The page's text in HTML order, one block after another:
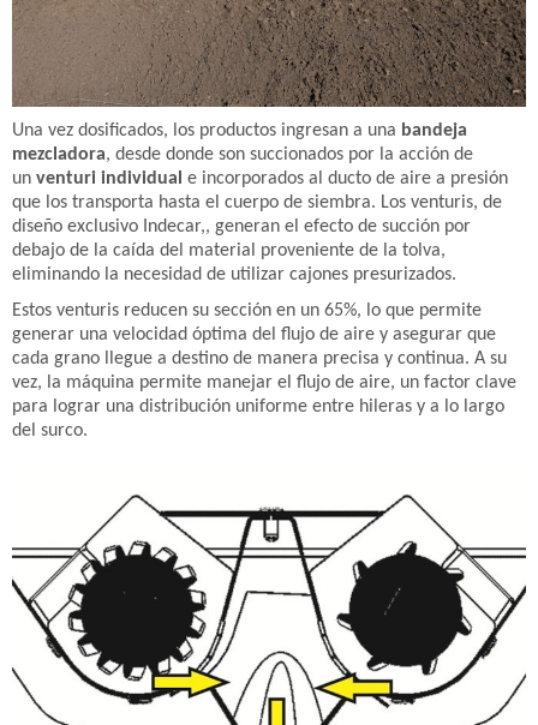
Una vez dosificados, los productos ingresan a una bandeja
mezcladora, desde donde son succionados por la acción de
un venturi individual e incorporados al ducto de aire a presión
que los transporta hasta el cuerpo de siembra. Los venturis, de
diseño exclusivo Indecar,, generan el efecto de succión por
debajo de la caída del material proveniente de la tolva,
eliminando la necesidad de utilizar cajones presurizados.
Estos venturis reducen su sección en un 65%, lo que permite
generar una velocidad óptima del flujo de aire y asegurar que
cada grano llegue a destino de manera precisa y continua. A su
vez, la máquina permite manejar el flujo de aire, un factor clave
para lograr una distribución uniforme entre hileras y a lo largo
del surco.